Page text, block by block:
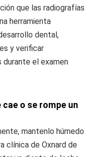
que las radiografías
herramienta
dental,
y verificar
durante el examen
cae o se rompe un
mantenlo húmedo
clínica de Oxnard de